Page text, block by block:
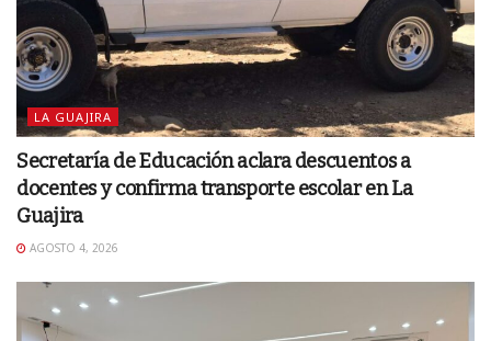
LA GUAJIRA
Secretaría de Educación aclara descuentos a
docentes y confirma transporte escolar en La
Guajira
AGOSTO 4, 2026